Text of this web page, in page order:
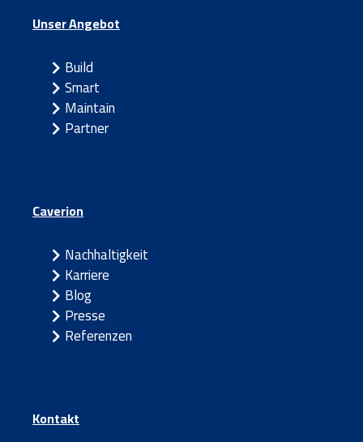
Unser Angebot
Build
Smart
Maintain
Partner
Caverion
Nachhaltigkeit
Karriere
Blog
Presse
Referenzen
Kontakt